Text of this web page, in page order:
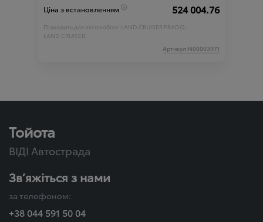
Ціна з встановленням 524 004.76
Підходить для автомобіля :LAND CRUISER PRADO;
LAND CRUISER;
Артикул:N00003971
Тойота
ВІДІ Автострада
Зв’яжіться з нами
за телефоном:
+38 044 591 50 04